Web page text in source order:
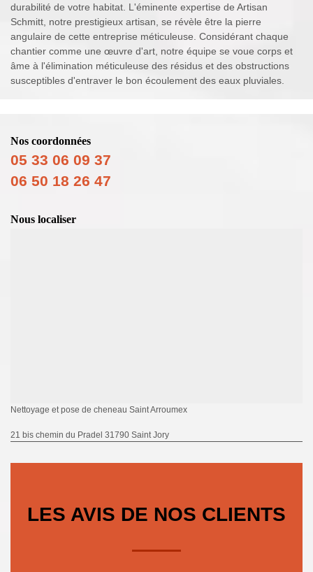
durabilité de votre habitat. L'éminente expertise de Artisan
Schmitt, notre prestigieux artisan, se révèle être la pierre
angulaire de cette entreprise méticuleuse. Considérant chaque
chantier comme une œuvre d'art, notre équipe se voue corps et
âme à l'élimination méticuleuse des résidus et des obstructions
susceptibles d'entraver le bon écoulement des eaux pluviales.
Nos coordonnées
05 33 06 09 37
06 50 18 26 47
Nous localiser
Nettoyage et pose de cheneau Saint Arroumex
21 bis chemin du Pradel 31790 Saint Jory
LES AVIS DE NOS CLIENTS